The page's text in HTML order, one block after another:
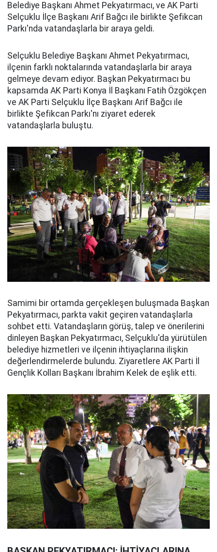
Belediye Başkanı Ahmet Pekyatırmacı, ve AK Parti
Selçuklu İlçe Başkanı Arif Bağcı ile birlikte Şefikcan
Parkı'nda vatandaşlarla bir araya geldi.
Selçuklu Belediye Başkanı Ahmet Pekyatırmacı,
ilçenin farklı noktalarında vatandaşlarla bir araya
gelmeye devam ediyor. Başkan Pekyatırmacı bu
kapsamda AK Parti Konya İl Başkanı Fatih Özgökçen
ve AK Parti Selçuklu İlçe Başkanı Arif Bağcı ile
birlikte Şefikcan Parkı'nı ziyaret ederek
vatandaşlarla buluştu.
Samimi bir ortamda gerçekleşen buluşmada Başkan
Pekyatırmacı, parkta vakit geçiren vatandaşlarla
sohbet etti. Vatandaşların görüş, talep ve önerilerini
dinleyen Başkan Pekyatırmacı, Selçuklu'da yürütülen
belediye hizmetleri ve ilçenin ihtiyaçlarına ilişkin
değerlendirmelerde bulundu. Ziyaretlere AK Parti İl
Gençlik Kolları Başkanı İbrahim Kelek de eşlik etti.